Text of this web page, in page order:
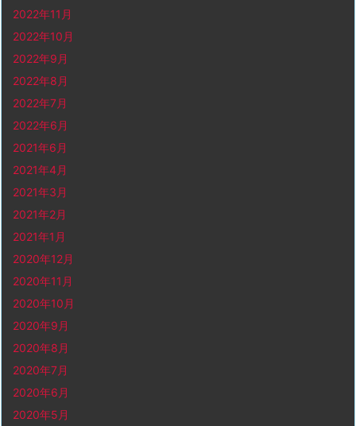
2022年11月
2022年10月
2022年9月
2022年8月
2022年7月
2022年6月
2021年6月
2021年4月
2021年3月
2021年2月
2021年1月
2020年12月
2020年11月
2020年10月
2020年9月
2020年8月
2020年7月
2020年6月
2020年5月